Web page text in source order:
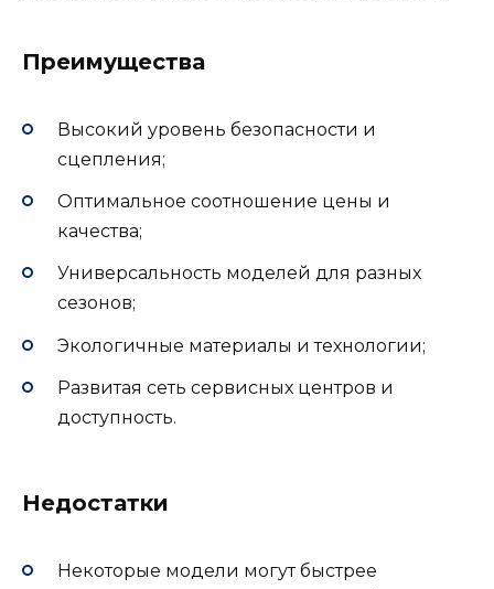
Преимущества
Высокий уровень безопасности и
сцепления;
Оптимальное соотношение цены и
качества;
Универсальность моделей для разных
сезонов;
Экологичные материалы и технологии;
Развитая сеть сервисных центров и
доступность.
Недостатки
Некоторые модели могут быстрее